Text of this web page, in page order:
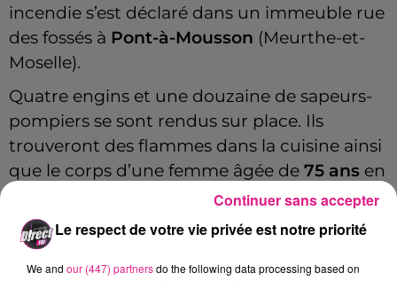
incendie s’est déclaré dans un immeuble rue
des fossés à Pont-à-Mousson (Meurthe-et-
Moselle).
Quatre engins et une douzaine de sapeurs-
pompiers se sont rendus sur place. Ils
trouveront des flammes dans la cuisine ainsi
que le corps d’une femme âgée de 75 ans en
arrêt cardio-respiratoire. Malgré plusieurs
tentatives de réanimation, la septuagénaire
décèdera sur place.
Le respect de votre vie privée est notre priorité
We and our (447) partnersdo the following data processing based on
Continuer sans accepter